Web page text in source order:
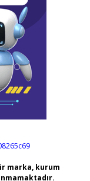
marka, kurum